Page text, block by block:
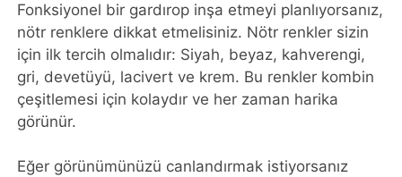
Fonksiyonel bir gardırop inşa etmeyi planlıyorsanız,
nötr renklere dikkat etmelisiniz. Nötr renkler sizin
için ilk tercih olmalıdır: Siyah, beyaz, kahverengi,
gri, devetüyü, lacivert ve krem​​. Bu renkler kombin
çeşitlemesi için kolaydır ve her zaman harika
görünür.
Eğer görünümünüzü canlandırmak istiyorsanız